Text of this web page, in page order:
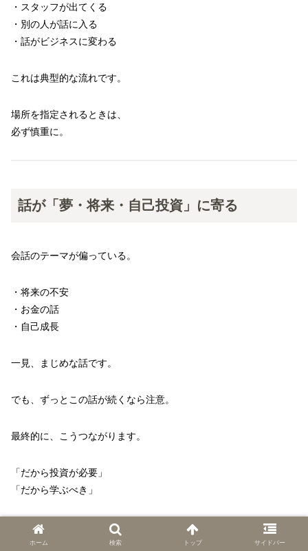
・スタッフが出てくる
・別の人が話に入る
・話がビジネスに変わる
これは典型的な流れです。
場所を指定されるときは、
必ず慎重に。
話が「夢・将来・自己投資」に寄る
会話のテーマが偏っている。
・将来の不安
・お金の話
・自己成長
一見、まじめな話です。
でも、ずっとこの話が続くなら注意。
最終的に、こうつながります。
「だから投資が必要」
「だから学ぶべき」
自然な流れに見せて、
誘導してきます。
ホーム 検索 トップ サイドバー